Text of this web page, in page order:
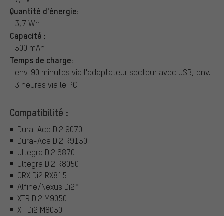
Quantité d'énergie:
3,7 Wh
Capacité :
500 mAh
Temps de charge:
env. 90 minutes via l'adaptateur secteur avec USB, env.
3 heures via le PC
Compatibilité :
Dura-Ace Di2 9070
Dura-Ace Di2 R9150
Ultegra Di2 6870
Ultegra Di2 R8050
GRX Di2 RX815
Alfine/Nexus Di2*
XTR Di2 M9050
XT Di2 M8050